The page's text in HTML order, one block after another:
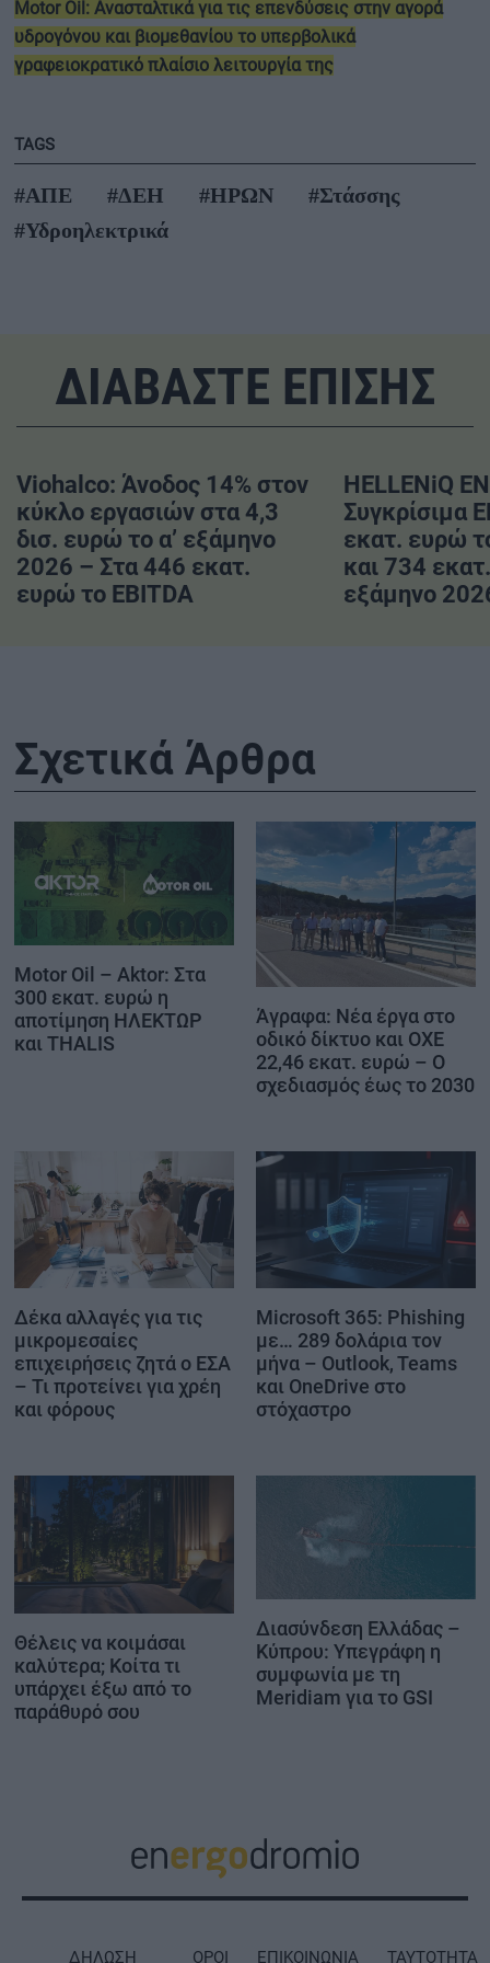
Motor Oil: Ανασταλτικά για τις επενδύσεις στην αγορά
υδρογόνου και βιομεθανίου το υπερβολικά
γραφειοκρατικό πλαίσιο λειτουργία της
TAGS
#ΑΠΕ #ΔΕΗ #ΗΡΩΝ
#Στάσσης
#Υδροηλεκτρικά
ΔΙΑΒΑΣΤΕ ΕΠΙΣΗΣ
Viohalco: Άνοδος 14% στον
κύκλο εργασιών στα 4,3
δισ. ευρώ το α’ εξάμηνο
2026 – Στα 446 εκατ.
ευρώ το EBITDA
HELLENiQ
Συγκρίσιμα
εκατ. ευρώ
και 734
εξάμηνο
Σχετικά Άρθρα
Motor Oil – Aktor: Στα
300 εκατ. ευρώ η
αποτίμηση ΗΛΕΚΤΩΡ
και THALIS
Άγραφα: Νέα έργα στο
οδικό δίκτυο και ΟΧΕ
22,46 εκατ. ευρώ – Ο
σχεδιασμός έως το 2030
Δέκα αλλαγές για τις
μικρομεσαίες
επιχειρήσεις ζητά ο ΕΣΑ
– Τι προτείνει για χρέη
και φόρους
Microsoft 365: Phishing
με… 289 δολάρια τον
μήνα – Outlook, Teams
και OneDrive στο
στόχαστρο
Θέλεις να κοιμάσαι
καλύτερα; Κοίτα τι
υπάρχει έξω από το
παράθυρό σου
Διασύνδεση Ελλάδας –
Κύπρου: Υπεγράφη η
συμφωνία με τη
Meridiam για το GSI
ΔΗΛΩΣΗ ΟΡΟΙ ΕΠΙΚΟΙΝΩΝΙΑ ΤΑΥΤΟΤΗΤΑ